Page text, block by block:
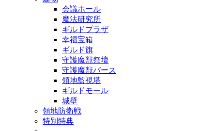
会議ホール
魔法研究所
ギルドプラザ
幸福宝箱
ギルド旗
守護魔獣祭壇
守護魔獣バース
領地監視塔
ギルドモール
城壁
領地防衛戦
特別特典